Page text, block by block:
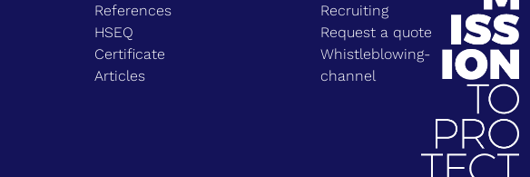
References
HSEQ
Certificate
Articles
Recruiting
Request a quote
Whistleblowing-
channel